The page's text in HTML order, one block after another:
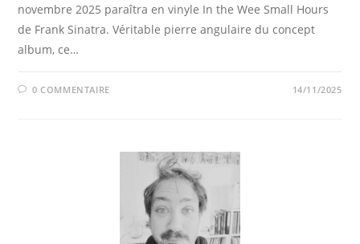
novembre 2025 paraîtra en vinyle In the Wee Small Hours
de Frank Sinatra. Véritable pierre angulaire du concept
album, ce…
0 COMMENTAIRE 14/11/2025